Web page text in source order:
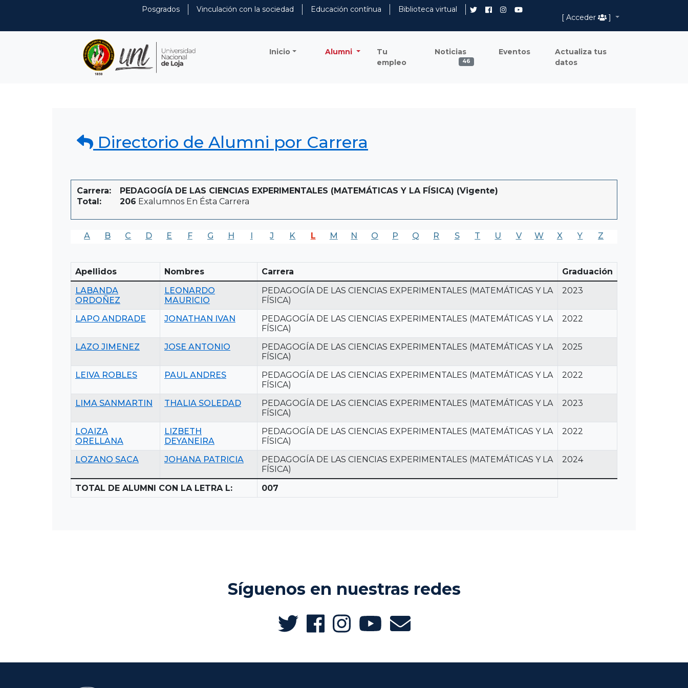
Posgrados Vinculación con la sociedad Educación contínua
Biblioteca virtual
[ Acceder
]
Inicio Alumni
Tu
empleo
Noticias
46
Eventos
Actualiza tus
datos
Directorio de Alumni por Carrera
Carrera:
PEDAGOGÍA DE LAS CIENCIAS EXPERIMENTALES (MATEMÁTICAS Y LA FÍSICA) (Vigente)
Total:
206 Exalumnos En Ésta Carrera
A B C D E F G H I J K L M N O P Q R S T U V W X Y Z
Apellidos Nombres Carrera
Graduación
LABANDA
ORDOÑEZ
LEONARDO
MAURICIO
PEDAGOGÍA DE LAS CIENCIAS EXPERIMENTALES (MATEMÁTICAS Y LA
FÍSICA)
2023
LAPO ANDRADE JONATHAN IVAN
PEDAGOGÍA DE LAS CIENCIAS EXPERIMENTALES (MATEMÁTICAS Y LA
FÍSICA)
2022
LAZO JIMENEZ JOSE ANTONIO
PEDAGOGÍA DE LAS CIENCIAS EXPERIMENTALES (MATEMÁTICAS Y LA
FÍSICA)
2025
LEIVA ROBLES PAUL ANDRES
PEDAGOGÍA DE LAS CIENCIAS EXPERIMENTALES (MATEMÁTICAS Y LA
FÍSICA)
2022
LIMA SANMARTIN THALIA SOLEDAD
PEDAGOGÍA DE LAS CIENCIAS EXPERIMENTALES (MATEMÁTICAS Y LA
FÍSICA)
2023
LOAIZA
ORELLANA
LIZBETH
DEYANEIRA
PEDAGOGÍA DE LAS CIENCIAS EXPERIMENTALES (MATEMÁTICAS Y LA
FÍSICA)
2022
LOZANO SACA JOHANA PATRICIA
PEDAGOGÍA DE LAS CIENCIAS EXPERIMENTALES (MATEMÁTICAS Y LA
FÍSICA)
2024
TOTAL DE ALUMNI CON LA LETRA L: 007
Síguenos en nuestras redes